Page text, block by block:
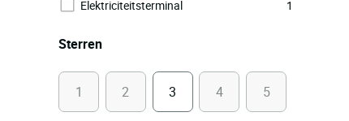
Elektriciteitsterminal
1
Sterren
1 2 3 4 5